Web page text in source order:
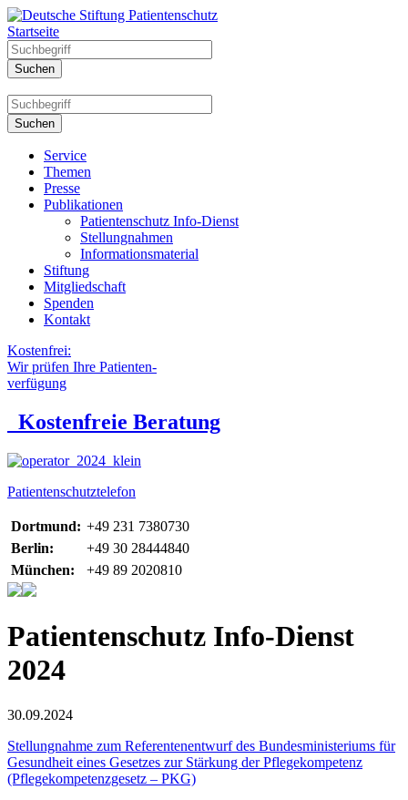
Startseite
Service
Themen
Presse
Publikationen
Patientenschutz Info-Dienst
Stellungnahmen
Informationsmaterial
Stiftung
Mitgliedschaft
Spenden
Kontakt
Kostenfrei:
Wir prüfen Ihre Patienten-
verfügung
Kostenfreie Beratung
Patientenschutztelefon
Dortmund: +49 231 7380730
Berlin:
+49 30 28444840
München:
+49 89 2020810
Patientenschutz Info-Dienst
2024
30.09.2024
Stellungnahme zum Referentenentwurf des Bundesministeriums für
Gesundheit eines Gesetzes zur Stärkung der Pflegekompetenz
(Pflegekompetenzgesetz – PKG)